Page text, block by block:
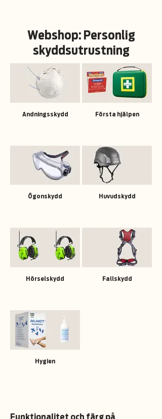
Webshop: Personlig
skyddsutrustning
Andningsskydd Första hjälpen
Ögonskydd Huvudskydd
Hörselskydd Fallskydd
Hygien
Funktionalitet och färg på